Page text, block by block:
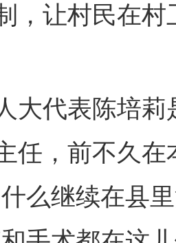
，让村民在
代表陈培莉
任，前不久
么继续在县